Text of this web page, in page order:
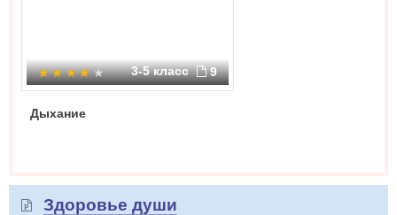
3-5 класс 9
Дыхание
Здоровье души